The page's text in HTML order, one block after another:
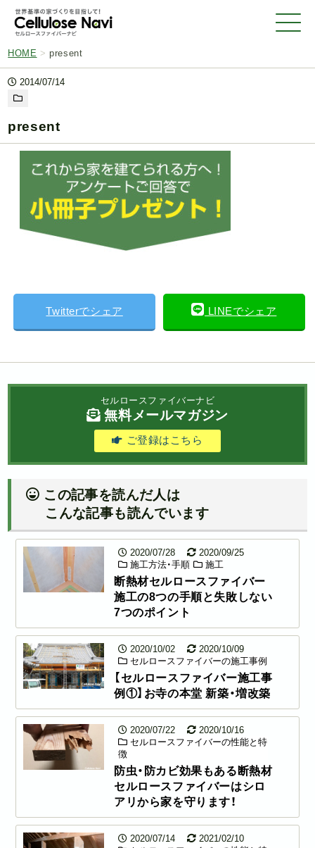
HOME >present
2014/07/14
present
Twitterでシェア LINEでシェア
セルロースファイバーナビ
無料メールマガジン
ご登録はこちら
この記事を読んだ人は
こんな記事も読んでいます
2020/07/28
2020/09/25
施工方法・手順
施工
断熱材セルロースファイバー
施工の8つの手順と失敗しない
7つのポイント
2020/10/02
2020/10/09
セルロースファイバーの施工事例
【セルロースファイバー施工事
例①】お寺の本堂 新築・増改築
2020/07/22
2020/10/16
セルロースファイバーの性能と特
徴
防虫・防カビ効果もある断熱材
セルロースファイバーはシロ
アリから家を守ります！
2020/07/14
2021/02/10